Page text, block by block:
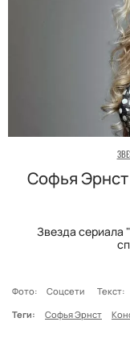
Софья
Звезда сериала
Фото: Соцсети Текст:
Теги:
Софья Эрнст